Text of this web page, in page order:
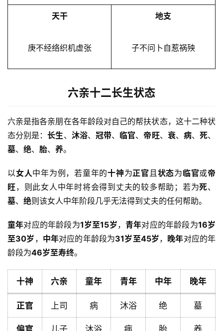
天干
庚不经络织机虚张
地支
子不问卜自惹祸殃
六亲十二长生状态
六亲是指各亲朋在各年龄段对自己的帮扶状态，这十二种状
态分别是：长生、 沐浴、 冠带、 临官、 帝旺、 衰、 病、死、
墓、 绝、 胎、 养。
以女人中年为例，若童年的十神为正官且状态为临官或帝
旺，则此女人中年时将会得到丈夫的较多帮助；若为死、
墓、 绝则该女人中年阶段几乎无法得到丈夫的任何帮助。
童年对应的年龄段为1岁至15岁，青年对应的年龄段为16岁
至30岁 ， 中年对应的年龄段为31岁至45岁， 晚年对应的年
龄段为46岁至寿终。
十神 六亲 童年 青年 中年 晚年
正官 上司 病 沐浴 绝 墓
偏官 儿子 沐浴 病 胎 养